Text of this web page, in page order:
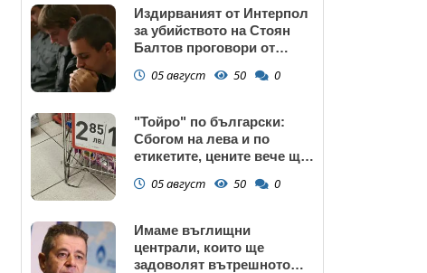
Издирваният от Интерпол
за убийството на Стоян
Балтов проговори от
05 август 50 0
"Тойро" по български:
Сбогом на лева и по
етикетите, цените вече ще
05 август 50 0
Имаме въглищни
централи, които ще
задоволят вътрешното